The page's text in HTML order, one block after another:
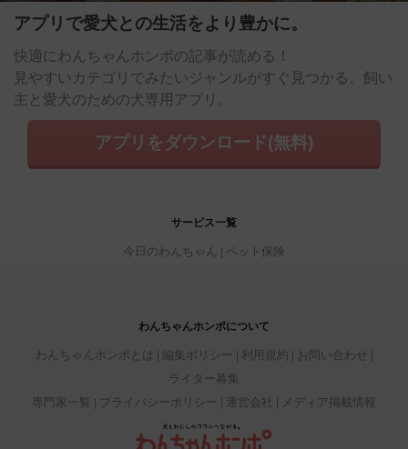
アプリで愛犬との生活をより豊かに。
快適にわんちゃんホンポの記事が読める！
見やすいカテゴリでみたいジャンルがすぐ見つかる。飼い
主と愛犬のための犬専用アプリ。
アプリをダウンロード(無料)
サービス一覧
今日のわんちゃん ペット保険
わんちゃんホンポについて
わんちゃんホンポとは 編集ポリシー 利用規約
お問い合わせ
ライター募集
専門家一覧
プライバシーポリシー 運営会社 メディア掲載情報